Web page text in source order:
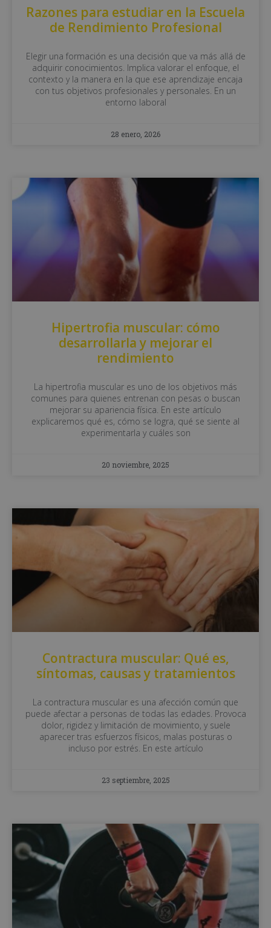
Razones para estudiar en la Escuela
de Rendimiento Profesional
Elegir una formación es una decisión que va más allá de
adquirir conocimientos. Implica valorar el enfoque, el
contexto y la manera en la que ese aprendizaje encaja
con tus objetivos profesionales y personales. En un
entorno laboral
28 enero, 2026
Hipertrofia muscular: cómo
desarrollarla y mejorar el
rendimiento
La hipertrofia muscular es uno de los objetivos más
comunes para quienes entrenan con pesas o buscan
mejorar su apariencia física. En este artículo
explicaremos qué es, cómo se logra, qué se siente al
experimentarla y cuáles son
20 noviembre, 2025
Contractura muscular: Qué es,
síntomas, causas y tratamientos
La contractura muscular es una afección común que
puede afectar a personas de todas las edades. Provoca
dolor, rigidez y limitación de movimiento, y suele
aparecer tras esfuerzos físicos, malas posturas o
incluso por estrés. En este artículo
23 septiembre, 2025